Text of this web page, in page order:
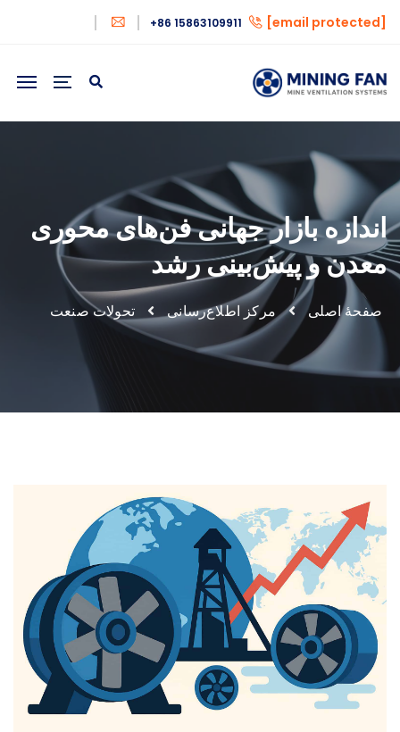
[email protected]
+86 15863109911
اندازه بازار جهانی فن‌های محوری
معدن و پیش‌بینی رشد
صفحهٔ اصلی مرکز اطلاع‌رسانی تحولات صنعت